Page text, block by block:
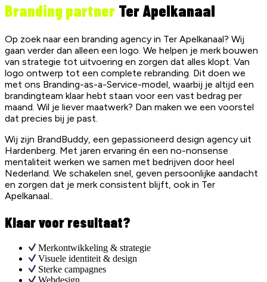
Branding partner Ter Apelkanaal
Op zoek naar een branding agency in Ter Apelkanaal? Wij
gaan verder dan alleen een logo. We helpen je merk bouwen
van strategie tot uitvoering en zorgen dat alles klopt. Van
logo ontwerp tot een complete rebranding. Dit doen we
met ons Branding-as-a-Service-model, waarbij je altijd een
brandingteam klaar hebt staan voor een vast bedrag per
maand. Wil je liever maatwerk? Dan maken we een voorstel
dat precies bij je past.
Wij zijn BrandBuddy, een gepassioneerd design agency uit
Hardenberg. Met jaren ervaring én een no-nonsense
mentaliteit werken we samen met bedrijven door heel
Nederland. We schakelen snel, geven persoonlijke aandacht
en zorgen dat je merk consistent blijft, ook in Ter
Apelkanaal..
Klaar voor resultaat?
Merkontwikkeling & strategie
Visuele identiteit & design
Sterke campagnes
Webdesign